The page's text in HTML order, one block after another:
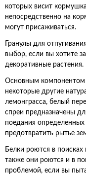
которых висит
непосредственно на
могут присаживаться.
Гранулы для
выбор, если вы хотите
декоративные растения.
Основным компонентом
некоторые другие
лемонграсса, белый
спреи предназначены
поедания
предотвратить рытье
Белки роются в
также они роются и в
проблемой, если вы